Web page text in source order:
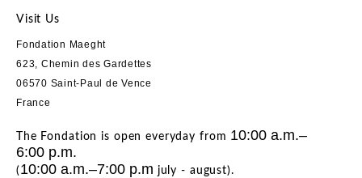
Visit Us
Fondation Maeght
623, Chemin des Gardettes
06570 Saint-Paul de Vence
France
The Fondation is open everyday from 10:00 a.m.–
6:00 p.m.
( 10:00 a.m.–7:00 p.m july - august).